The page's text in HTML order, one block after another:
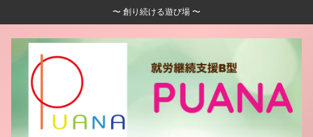
〜 創り続ける遊び場 〜